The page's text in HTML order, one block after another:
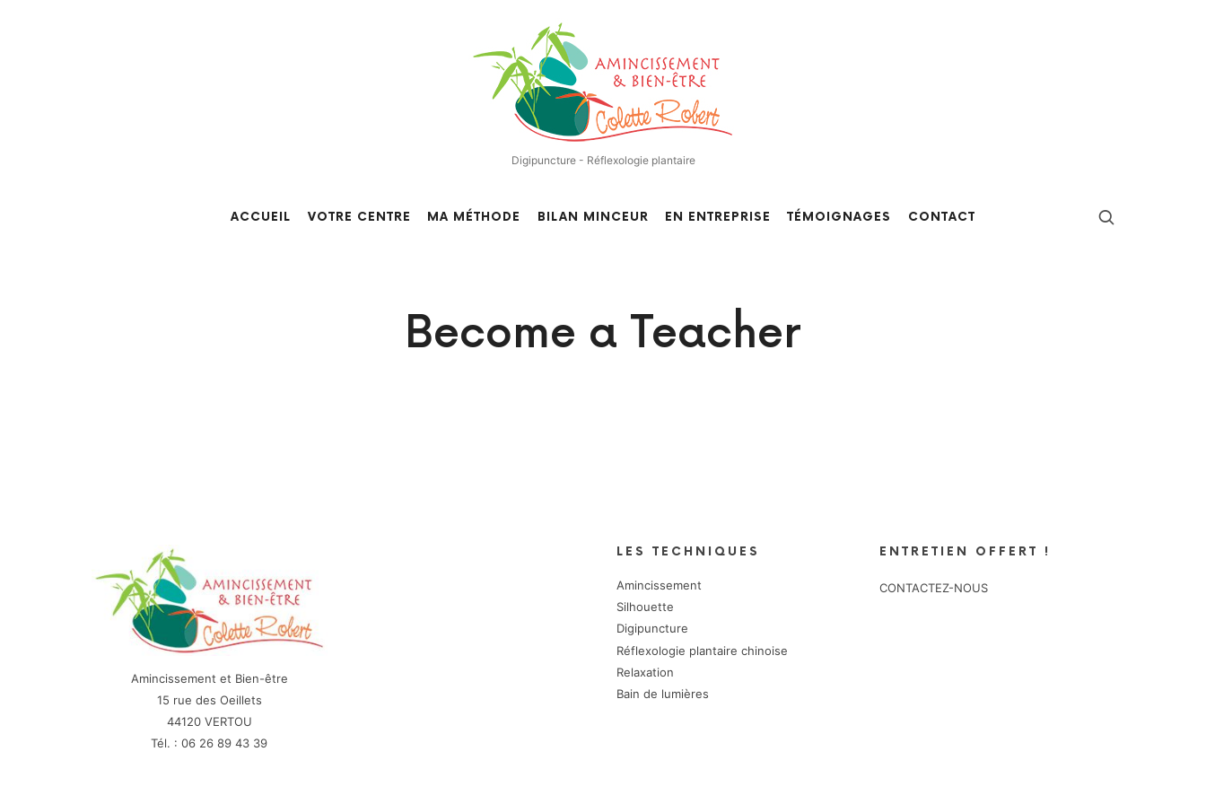
Centre
d'Amincissement
de
Bien-
Nantes
Digipuncture - Réflexologie plantaire
ACCUEIL VOTRE CENTRE MA MÉTHODE BILAN MINCEUR EN ENTREPRISE TÉMOIGNAGES CONTACT
Become a Teacher
Amincissement et Bien-être
15 rue des Oeillets
44120 VERTOU
Tél. : 06 26 89 43 39
LES TECHNIQUES
Amincissement
Silhouette
Digipuncture
Réflexologie plantaire chinoise
Relaxation
Bain de lumières
ENTRETIEN OFFERT !
CONTACTEZ-NOUS